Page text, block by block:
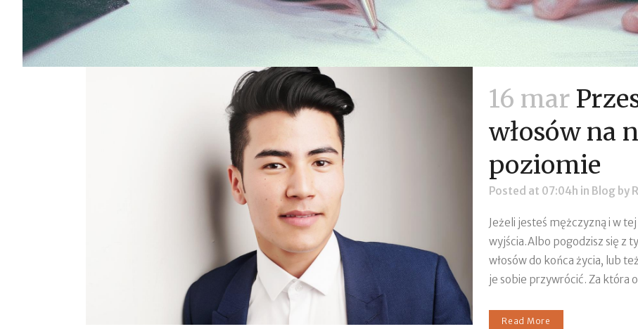
16 mar
włosów na
poziomie
Posted at 07:04h in Blog by
Jeżeli jesteś mężczyzną i w
wyjścia.Albo pogodzisz się z
włosów do końca życia, lub
je sobie przywrócić. Za która
Read More